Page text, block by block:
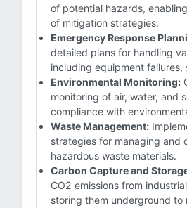
of potential hazards,
of mitigation strategies.
Emergency Response
detailed plans for handling
including equipment failures,
Environmental Monitoring:
monitoring of air, water, and
compliance with
Waste Management:
strategies for managing and
hazardous waste materials.
Carbon Capture and
CO2 emissions from
storing them underground to